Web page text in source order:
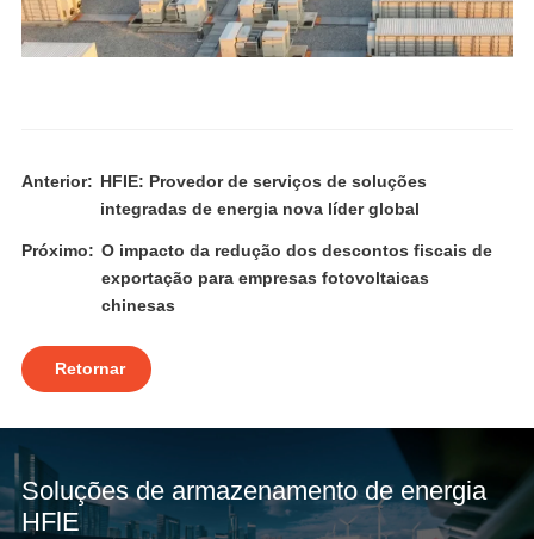
Anterior: HFIE: Provedor de serviços de soluções
integradas de energia nova líder global
Próximo: O impacto da redução dos descontos fiscais de
exportação para empresas fotovoltaicas
chinesas
Retornar
Soluções de armazenamento de energia
HFlE